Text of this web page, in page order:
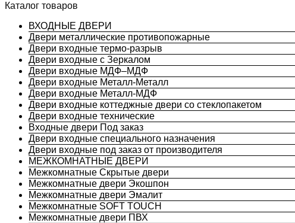
Каталог товаров
ВХОДНЫЕ ДВЕРИ
Двери металлические противопожарные
Двери входные термо-разрыв
Двери входные с Зеркалом
Двери входные МДФ–МДФ
Двери входные Металл-Металл
Двери входные Металл-МДФ
Двери входные коттеджные двери со стеклопакетом
Двери входные технические
Входные двери Под заказ
Двери входные специального назначения
Двери входные под заказ от производителя
МЕЖКОМНАТНЫЕ ДВЕРИ
Межкомнатные Скрытые двери
Межкомнатные двери Экошпон
Межкомнатные двери Эмалит
Межкомнатные SOFT TOUCH
Межкомнатные двери ПВХ